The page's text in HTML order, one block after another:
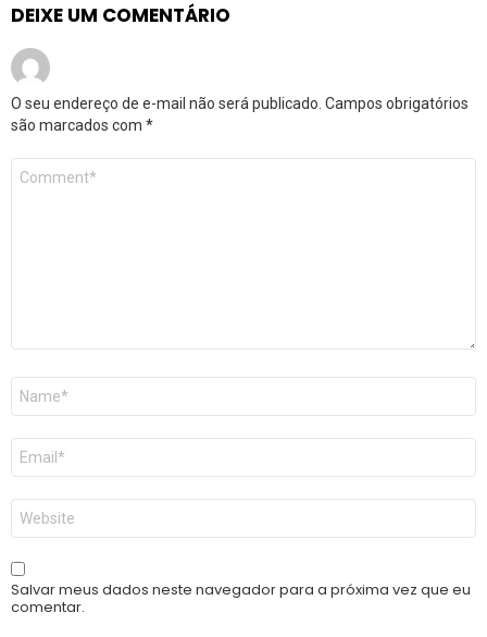
DEIXE UM COMENTÁRIO
O seu endereço de e-mail não será publicado. Campos obrigatórios
são marcados com *
Comentário
Nome
E-
mail
*
Site
Salvar meus dados neste navegador para a próxima vez que eu
comentar.